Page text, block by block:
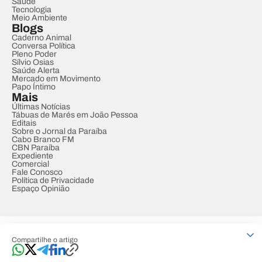
Compartilhe o artigo
Tecnologia
Meio Ambiente
Blogs
Caderno Animal
Conversa Política
Pleno Poder
Sílvio Osias
Saúde Alerta
Mercado em Movimento
Papo Íntimo
Mais
Últimas Notícias
Tábuas de Marés em João Pessoa
Editais
Sobre o Jornal da Paraíba
Cabo Branco FM
CBN Paraíba
Expediente
Comercial
Fale Conosco
Política de Privacidade
Espaço Opinião
Developed by Designed by